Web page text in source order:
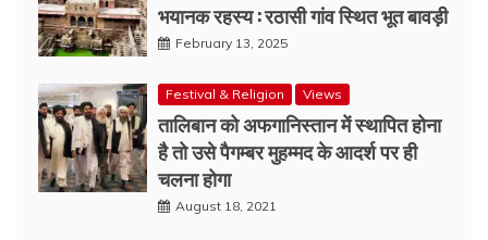
भयानक रहस्य : रठासी गांव स्थित भूत बावड़ी
February 13, 2025
Festival & Religion Views
तालिबान को अफगानिस्तान में स्थापित होना
है तो उसे पैगम्बर मुहम्मद के आदर्श पर ही
चलना होगा
August 18, 2021